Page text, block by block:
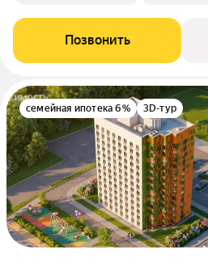
Позвонить
семейная ипотека 6% 3D-тур